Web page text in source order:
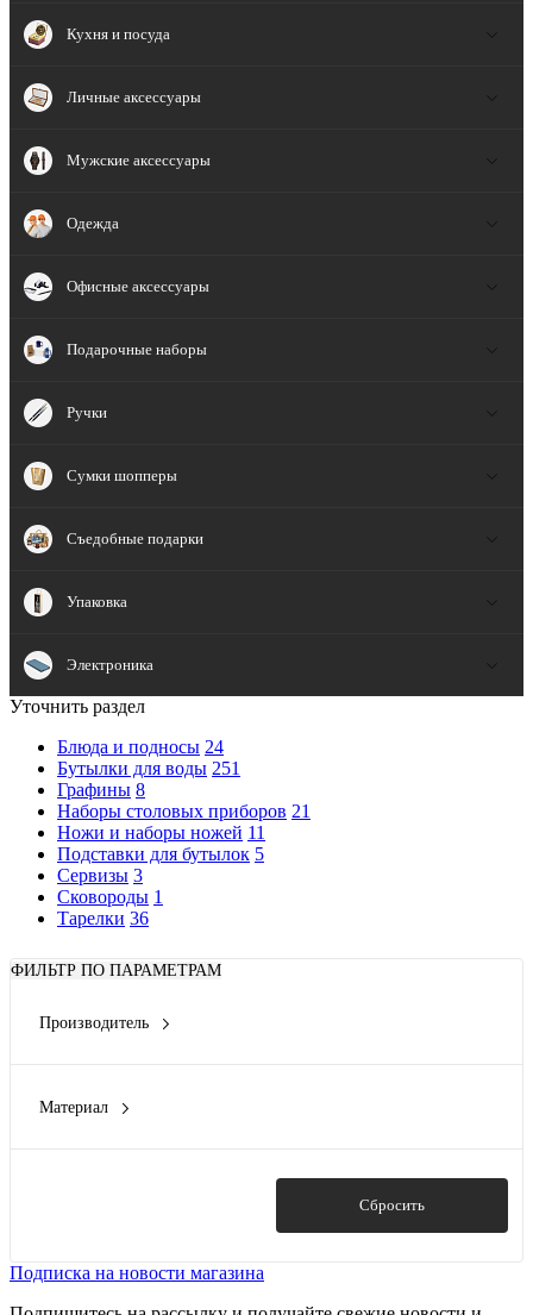
Кухня и посуда
Личные аксессуары
Мужские аксессуары
Одежда
Офисные аксессуары
Подарочные наборы
Ручки
Сумки шопперы
Съедобные подарки
Упаковка
Электроника
Уточнить раздел
Блюда и подносы 24
Бутылки для воды 251
Графины 8
Наборы столовых приборов 21
Ножи и наборы ножей 11
Подставки для бутылок 5
Сервизы 3
Сковороды 1
Тарелки 36
ФИЛЬТР ПО ПАРАМЕТРАМ
Производитель
Материал
стали(1)
Сбросить
Подписка на новости магазина